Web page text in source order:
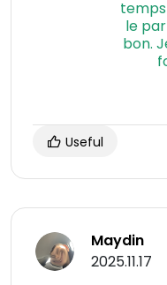
Useful
Maydin
2025.11.17